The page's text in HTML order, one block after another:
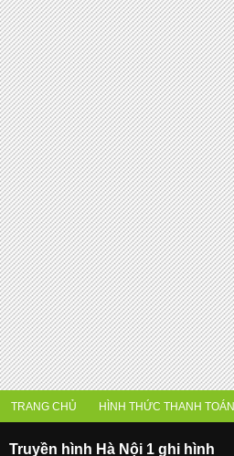
TRANG CHỦ HÌNH THỨC THANH TOÁN
Truyền hình Hà Nội 1 ghi hình